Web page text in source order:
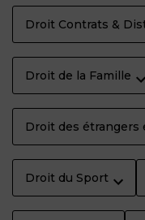
Droit Contrats &
Droit de la Famille
Droit des étrangers
Droit du Sport